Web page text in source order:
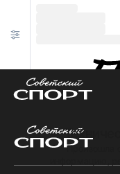
Произошла